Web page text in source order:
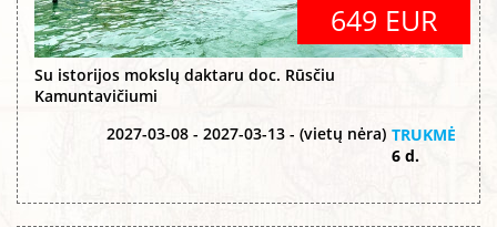
649 EUR
Su istorijos mokslų daktaru doc. Rūsčiu
Kamuntavičiumi
2027-03-08 - 2027-03-13 - (vietų nėra) TRUKMĖ
6 d.